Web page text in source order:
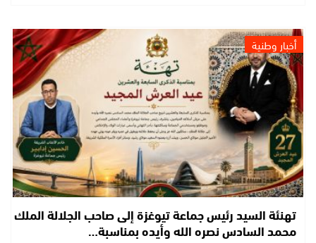
أخبار وطنية
تهنئة السيد رئيس جماعة تيوغزة إلى صاحب الجلالة الملك
محمد السادس نصره الله وأيده بمناسبة…